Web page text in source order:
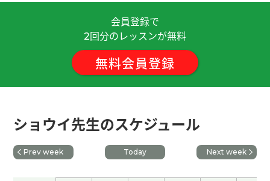
谢谢老师！我会努力学习的。( 30代 女性 )
因为暑假的时候学生很多，所以我的工作很忙。我
秋天打算回国。( 女性 )
面。( 女性 )
会員登録で
2回分のレッスンが無料
無料会員登録
ショウイ先生のスケジュール
Prev week Today Next week